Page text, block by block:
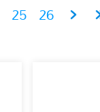
25 26